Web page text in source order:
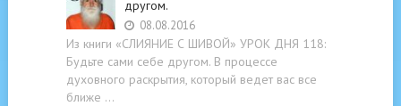
другом.
08.08.2016
Из книги «СЛИЯНИЕ С ШИВОЙ» УРОК ДНЯ 118:
Будьте cами cебе другом. В процессе
духовного раскрытия, который ведет вас все
ближе …